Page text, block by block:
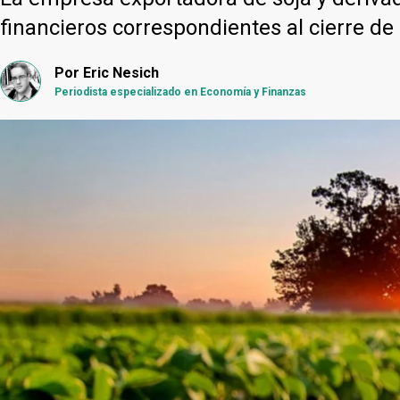
financieros correspondientes al cierre de
Por Eric Nesich
Periodista especializado en Economía y Finanzas